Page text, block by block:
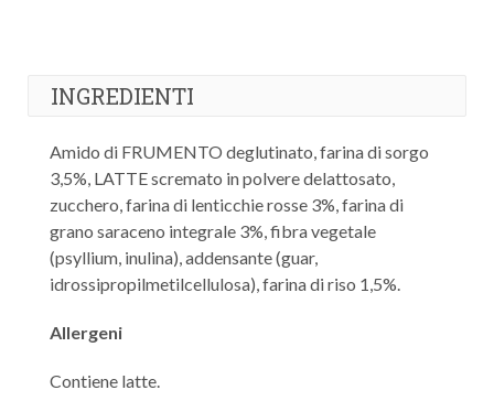
INGREDIENTI
Amido di FRUMENTO deglutinato, farina di sorgo
3,5%, LATTE scremato in polvere delattosato,
zucchero, farina di lenticchie rosse 3%, farina di
grano saraceno integrale 3%, fibra vegetale
(psyllium, inulina), addensante (guar,
idrossipropilmetilcellulosa), farina di riso 1,5%.
Allergeni
Contiene latte.